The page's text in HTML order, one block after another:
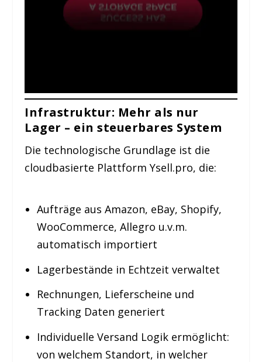
Infrastruktur: Mehr als nur
Lager – ein steuerbares System
Die technologische Grundlage ist die
cloudbasierte Plattform Ysell.pro, die:
Aufträge aus Amazon, eBay, Shopify,
WooCommerce, Allegro u.v.m.
automatisch importiert
Lagerbestände in Echtzeit verwaltet
Rechnungen, Lieferscheine und
Tracking Daten generiert
Individuelle Versand Logik ermöglicht:
von welchem Standort, in welcher